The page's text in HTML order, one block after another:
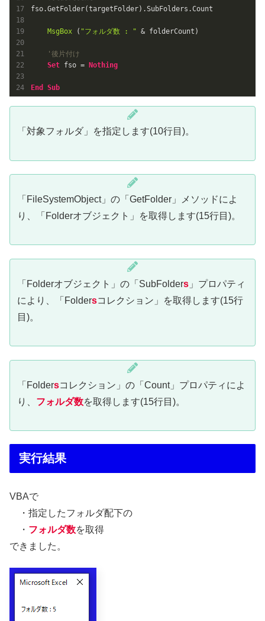
fso.GetFolder(targetFolder).SubFolders.Count
MsgBox ( "フォルダ数 : " & folderCount)
'後片付け
Set fso = Nothing
End Sub
「対象フォルダ」を指定します(10行目)。
「FileSystemObject」の「GetFolder」メソッドによ
り、「Folderオブジェクト」を取得します(15行目)。
「Folderオブジェクト」の「SubFolders 」プロパティ
により、「Foldersコレクション」を取得します(15行
目)。
「Foldersコレクション」の「Count」プロパティによ
り、 フォルダ数を取得します(15行目)。
実行結果
VBAで
・指定したフォルダ配下の
・ フォルダ数を取得
できました。